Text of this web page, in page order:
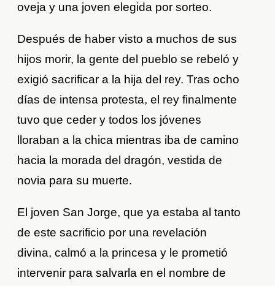
oveja y una joven elegida por sorteo.
Después de haber visto a muchos de sus
hijos morir, la gente del pueblo se rebeló y
exigió sacrificar a la hija del rey. Tras ocho
días de intensa protesta, el rey finalmente
tuvo que ceder y todos los jóvenes
lloraban a la chica mientras iba de camino
hacia la morada del dragón, vestida de
novia para su muerte.
El joven San Jorge, que ya estaba al tanto
de este sacrificio por una revelación
divina, calmó a la princesa y le prometió
intervenir para salvarla en el nombre de